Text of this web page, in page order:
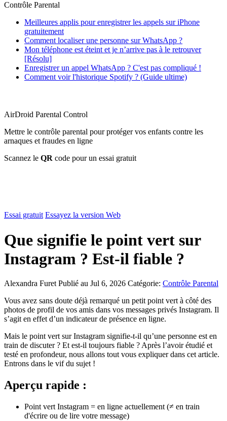
Contrôle Parental
Meilleures applis pour enregistrer les appels sur iPhone
gratuitement
Comment localiser une personne sur WhatsApp ?
Mon téléphone est éteint et je n’arrive pas à le retrouver
[Résolu]
Enregistrer un appel WhatsApp ? C'est pas compliqué !
Comment voir l'historique Spotify ? (Guide ultime)
AirDroid Parental Control
Mettre le contrôle parental pour protéger vos enfants contre les
arnaques et fraudes en ligne
Scannez le QR code pour un essai gratuit
Essai gratuit Essayez la version Web
Que signifie le point vert sur
Instagram ? Est-il fiable ?
Alexandra Furet Publié au Jul 6, 2026 Catégorie: Contrôle Parental
Vous avez sans doute déjà remarqué un petit point vert à côté des
photos de profil de vos amis dans vos messages privés Instagram. Il
s’agit en effet d’un indicateur de présence en ligne.
Mais le point vert sur Instagram signifie-t-il qu’une personne est en
train de discuter ? Et est-il toujours fiable ? Après l’avoir étudié et
testé en profondeur, nous allons tout vous expliquer dans cet article.
Entrons dans le vif du sujet !
Aperçu rapide :
Point vert Instagram = en ligne actuellement (≠ en train
d'écrire ou de lire votre message)